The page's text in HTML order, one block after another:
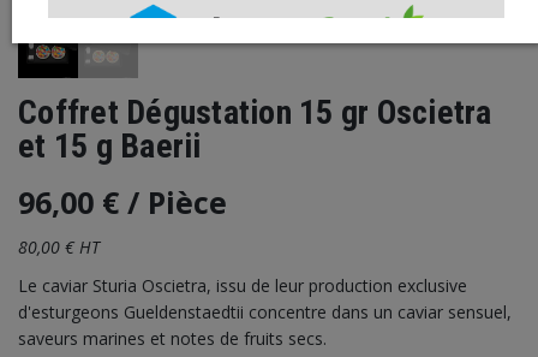
Coffret Dégustation 15 gr Oscietra
et 15 g Baerii
96,00 € / Pièce
80,00 € HT
Le caviar Sturia Oscietra, issu de leur production exclusive
d'esturgeons Gueldenstaedtii concentre dans un caviar sensuel,
saveurs marines et notes de fruits secs.